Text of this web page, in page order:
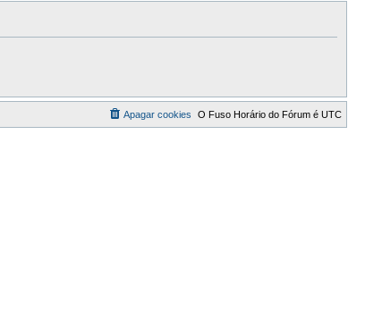
O Fuso Horário do Fórum é UTC
Apagar cookies